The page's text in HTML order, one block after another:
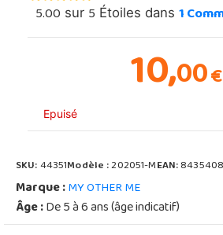
5.00 sur 5 Étoiles dans 1
10,00€
Epuisé
SKU:44351Modèle :202051-MEAN:
Marque :MY OTHER ME
Âge :De 5 à 6 ans (âge indicatif)